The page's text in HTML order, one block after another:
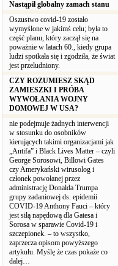
Nastąpił globalny zamach stanu
Oszustwo covid-19 zostało
wymyślone w jakimś celu; była to
część planu, który zaczął się na
poważnie w latach 60., kiedy grupa
ludzi spotkała się i zgodziła, że świat
jest przeludniony.
CZY ROZUMIESZ SKĄD
ZAMIESZKI I PRÓBA
WYWOŁANIA WOJNY
DOMOWEJ W USA?
nie podejmuje żadnych interwencji
w stosunku do osobników
kierujących takimi organizacjami jak
„Antifa” i Black Lives Matter – czyli
George Sorosowi, Billowi Gates
czy Amerykański wirusolog i
członek powołanej przez
administrację Donalda Trumpa
grupy zadaniowej ds. epidemii
COVID-19 Anthony Fauci – który
jest siłą napędową dla Gatesa i
Sorosa w sparawie Covid-19 i
szczepionek. – to wszystko,
zaprzecza opisom powyższego
artykułu. Myślę że czas pokaże co
dalej…